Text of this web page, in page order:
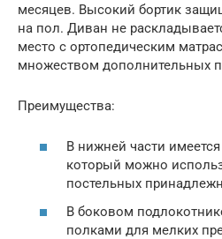
месяцев. Высокий бортик
на пол. Диван не
место с ортопедическим
множеством дополнительных
Преимущества:
В нижней части
который можно
постельных
В боковом
полками для мелких